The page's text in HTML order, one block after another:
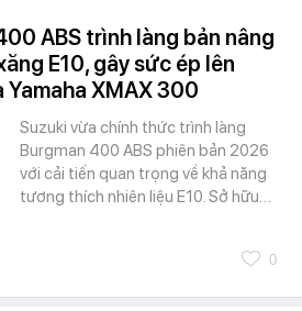
ABS trình làng bản nâng
E10, gây sức ép lên
XMAX 300
Suzuki vừa chính thức trình làng
Burgman 400 ABS phiên bản 2026
với cải tiến quan trọng về khả năng
tương thích nhiên liệu E10. Sở hữu…
0